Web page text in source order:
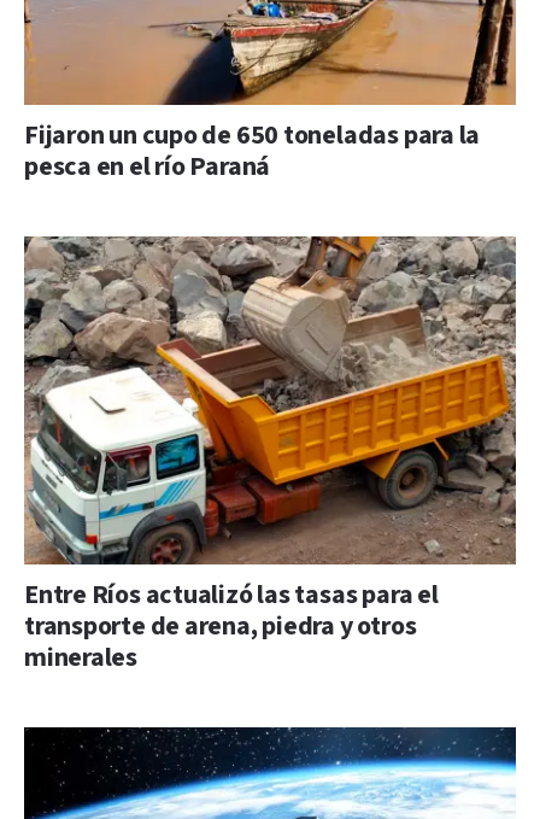
Fijaron un cupo de 650 toneladas para la
pesca en el río Paraná
Entre Ríos actualizó las tasas para el
transporte de arena, piedra y otros
minerales